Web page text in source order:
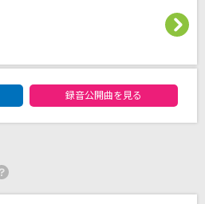
リップバージョン)
録音公開曲を見る